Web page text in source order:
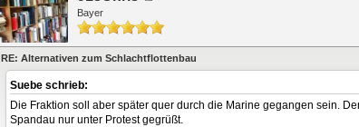
Bayer
RE: Alternativen zum Schlachtflottenbau
Suebe schrieb:
Die Fraktion soll aber später quer durch die Marine gegangen sein.
Spandau nur unter Protest gegrüßt.